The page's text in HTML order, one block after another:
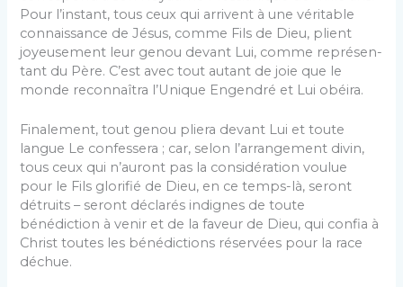
Pour l’instant, tous ceux qui arrivent à une véritable
connaissance de Jésus, comme Fils de Dieu, plient
joyeusement leur genou devant Lui, comme représen­
tant du Père. C’est avec tout autant de joie que le
monde reconnaîtra l’Unique Engendré et Lui obéira.
Finalement, tout genou pliera devant Lui et toute
langue Le confessera ; car, selon l’arrangement divin,
tous ceux qui n’auront pas la considération voulue
pour le Fils glorifié de Dieu, en ce temps-là, seront
détruits – seront déclarés indignes de toute
bénédiction à venir et de la faveur de Dieu, qui confia à
Christ toutes les bénédictions réservées pour la race
déchue.